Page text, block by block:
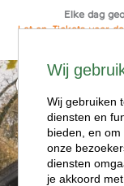
Elke dag
Let op: Tickets voor
Ga
naar
de
inhoud
Wij
Wij gebruiken
diensten en
bieden, en
onze
diensten
je akkoord